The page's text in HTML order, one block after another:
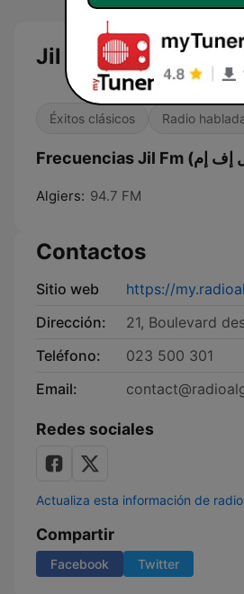
Jil Fm (جيل إف إم)
Éxitos clásicos Radio
Algiers: 94.7 FM
Contactos
Sitio web
https://
Dirección:
21, Boulevard
Teléfono:
023 500 301
Email:
Redes sociales
Actualiza esta información de radio
Compartir
Facebook Twitter